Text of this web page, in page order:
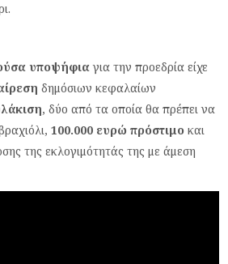
υποψήφιαγια την προεδρία είχε
δημόσιων κεφαλαίων
, δύο από τα οποία θα πρέπει να
100.000 ευρώ πρόστιμοκαι
της εκλογιμότητάς της με άμεση